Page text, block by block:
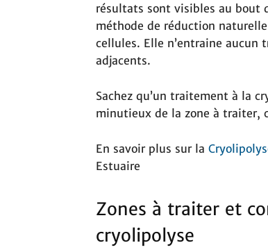
résultats sont visibles au bout
méthode de réduction
cellules. Elle n’entraine aucun
adjacents.
Sachez qu’un traitement à la
minutieux de la zone à traiter,
En savoir plus sur la
Estuaire
Zones à traiter et
cryolipolyse